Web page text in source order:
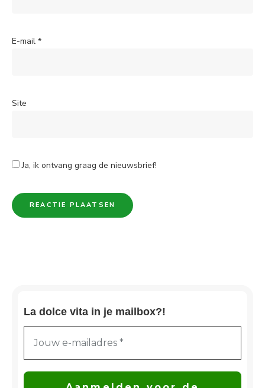
E-mail *
Site
Ja, ik ontvang graag de nieuwsbrief!
La dolce vita in je mailbox?!